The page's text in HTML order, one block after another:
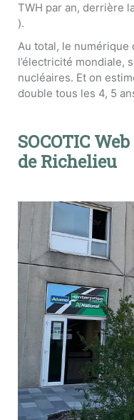
TWH par an, derrière
).
Au total, le numérique
l’électricité mondiale,
nucléaires. Et on
double tous les 4, 5
SOCOTIC
de Richelieu